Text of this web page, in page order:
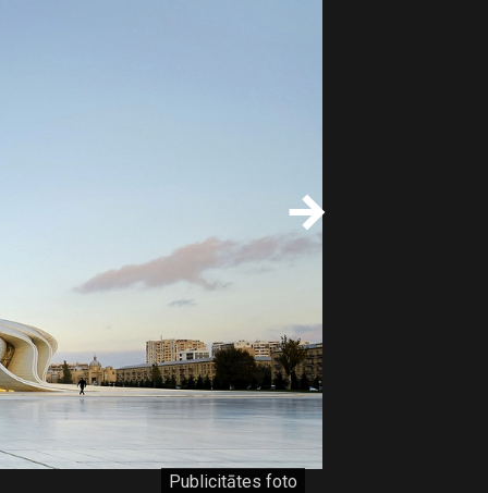
Publicitātes foto